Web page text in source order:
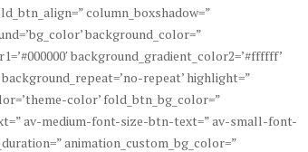
column_boxshadow=”
background_color=”
background_gradient_color2=’#ffffff’
repeat’ highlight=”
color’ fold_btn_bg_color=”
av-medium-font-size-btn-text=” av-small-font-
animation_custom_bg_color=”